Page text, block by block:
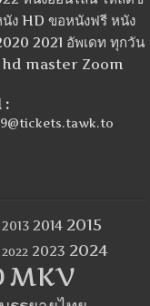
ง HD ขอหนังฟรี หนัง
2021 อัพเดท ทุกวัน
hd master Zoom
:
2013 2014 2015
2022 2023 2024
MKV